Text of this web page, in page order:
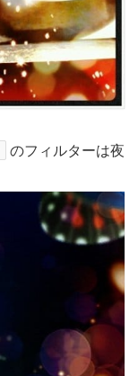
のフィルターは夜